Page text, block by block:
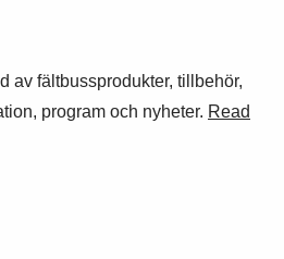
av fältbussprodukter, tillbehör,
program och nyheter. Read